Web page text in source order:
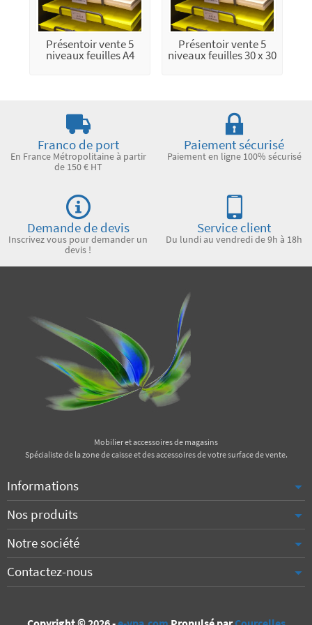
Présentoir vente 5
niveaux feuilles A4
Présentoir vente 5
niveaux feuilles 30 x 30
Franco de port
En France Métropolitaine à partir
de 150 € HT
Paiement sécurisé
Paiement en ligne 100% sécurisé
Demande de devis
Inscrivez vous pour demander un
devis !
Service client
Du lundi au vendredi de 9h à 18h
Mobilier et accessoires de magasins
Spécialiste de la zone de caisse et des accessoires de votre surface de vente.
Informations
Nos produits
Notre société
Contactez-nous